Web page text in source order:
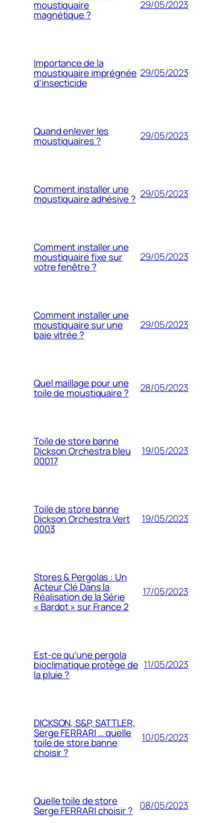
moustiquaire
magnétique ?
29/05/2023
Importance de la
moustiquaire imprégnée
d’insecticide
29/05/2023
Quand enlever les
moustiquaires ? 29/05/2023
Comment installer une
moustiquaire adhésive ? 29/05/2023
Comment installer une
moustiquaire fixe sur
votre fenêtre ?
29/05/2023
Comment installer une
moustiquaire sur une
baie vitrée ?
29/05/2023
Quel maillage pour une
toile de moustiquaire ? 28/05/2023
Toile de store banne
Dickson Orchestra bleu
00017
19/05/2023
Toile de store banne
Dickson Orchestra Vert
0003
19/05/2023
Stores & Pergolas : Un
Acteur Clé Dans la
Réalisation de la Série
« Bardot » sur France 2
17/05/2023
Est-ce qu’une pergola
bioclimatique protège de
la pluie ?
11/05/2023
DICKSON, S&P, SATTLER,
Serge FERRARI … quelle
toile de store banne
choisir ?
10/05/2023
Quelle toile de store
Serge FERRARI choisir ? 08/05/2023